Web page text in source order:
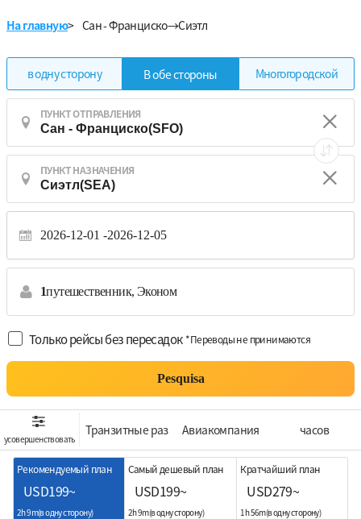
На главную> Сан - Франциско→Сиэтл
в одну сторону В обе стороны Многогородской
ПУНКТ ОТПРАВЛЕНИЯ
ПУНКТ НАЗНАЧЕНИЯ
2026-12-01 2026-12-05
1путешественник, Эконом
Только рейсы без пересадок *Переводы не принимаются
Pesquisa
усовершенствовать
Транзитные раз Aвиакомпания часов
Рекомендуемый план
USD199~
2h 9m(в одну сторону)
Самый дешевый план
USD199~
2h 9m(в одну сторону)
Кратчайший план
USD279~
1h 56m(в одну сторону)